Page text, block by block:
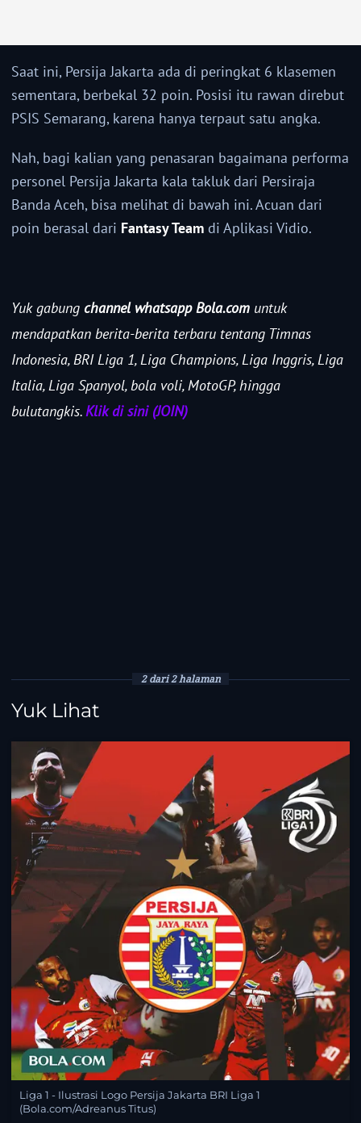
Saat ini, Persija Jakarta ada di peringkat 6 klasemen
sementara, berbekal 32 poin. Posisi itu rawan direbut
PSIS Semarang, karena hanya terpaut satu angka.
Nah, bagi kalian yang penasaran bagaimana performa
personel Persija Jakarta kala takluk dari Persiraja
Banda Aceh, bisa melihat di bawah ini. Acuan dari
poin berasal dari Fantasy Team di Aplikasi Vidio.
Yuk gabung channel whatsapp Bola.com untuk
mendapatkan berita-berita terbaru tentang Timnas
Indonesia, BRI Liga 1, Liga Champions, Liga Inggris, Liga
Italia, Liga Spanyol, bola voli, MotoGP, hingga
bulutangkis.Klik di sini (JOIN)
2 dari 2 halaman
Yuk Lihat
Liga 1 - Ilustrasi Logo Persija Jakarta BRI Liga 1
(Bola.com/Adreanus Titus)